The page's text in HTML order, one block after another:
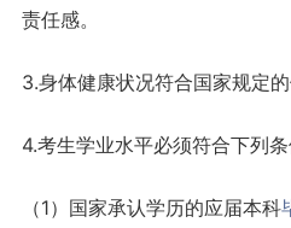
责任感。
3.身体健康状况符合国家规定的
4.考生学业水平必须符合下列条
（1）国家承认学历的应届本科